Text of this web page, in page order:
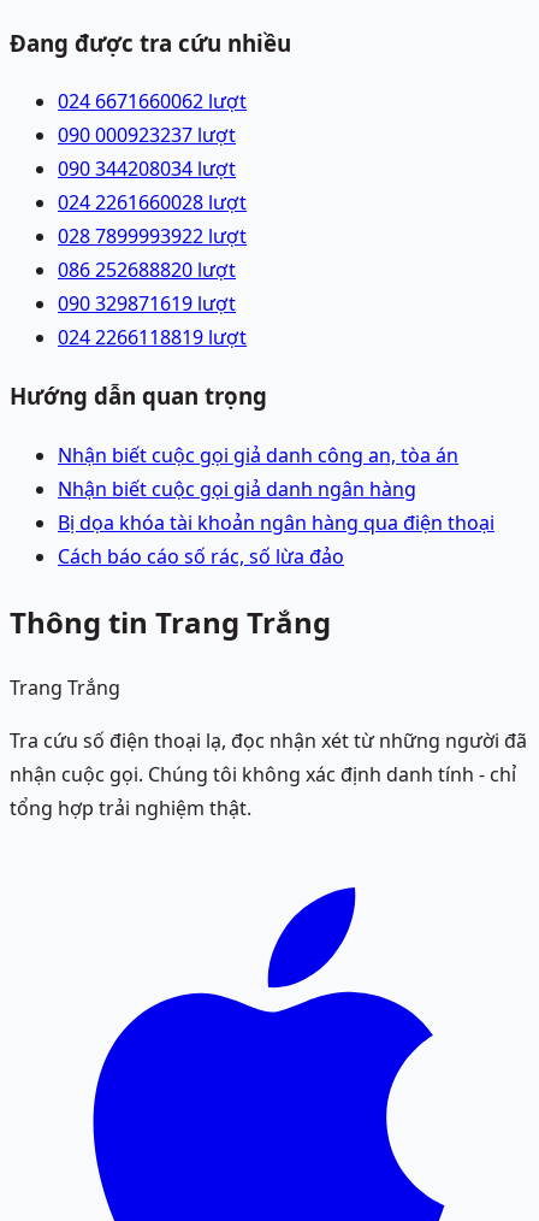
Đang được tra cứu nhiều
024 6671660062 lượt
090 000923237 lượt
090 344208034 lượt
024 2261660028 lượt
028 7899993922 lượt
086 252688820 lượt
090 329871619 lượt
024 2266118819 lượt
Hướng dẫn quan trọng
Nhận biết cuộc gọi giả danh công an, tòa án
Nhận biết cuộc gọi giả danh ngân hàng
Bị dọa khóa tài khoản ngân hàng qua điện thoại
Cách báo cáo số rác, số lừa đảo
Thông tin Trang Trắng
Trang Trắng
Tra cứu số điện thoại lạ, đọc nhận xét từ những người đã
nhận cuộc gọi. Chúng tôi không xác định danh tính - chỉ
tổng hợp trải nghiệm thật.